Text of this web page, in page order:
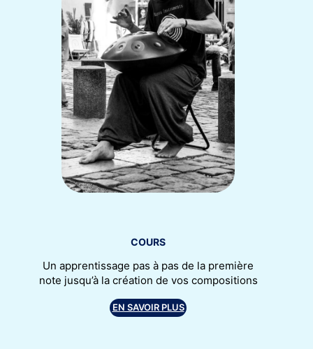
COURS
Un apprentissage pas à pas de la première
note jusqu’à la création de vos compositions
EN SAVOIR PLUS